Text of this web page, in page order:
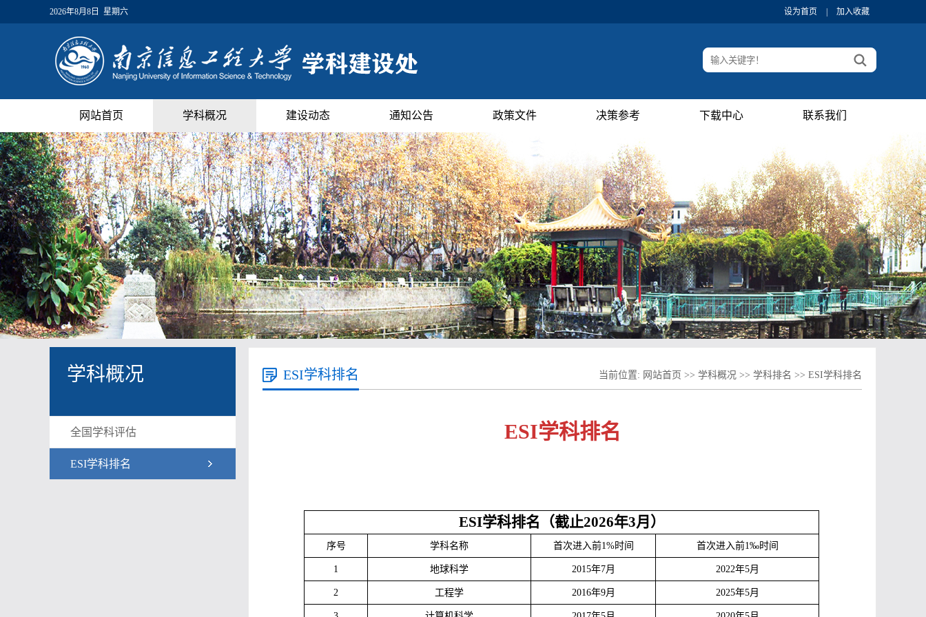
2026年8月8日 星期六 设为首页 加入收藏
网站首页 学科概况 建设动态 通知公告 政策文件 决策参考 下载中心 联系我们
学科概况
全国学科评估
ESI学科排名
ESI学科排名 当前位置: 网站首页 >> 学科概况 >> 学科排名 >> ESI学科排名
ESI学科排名
ESI学科排名（截止2026年3月）
序号 学科名称 首次进入前1%时间 首次进入前1‰时间
1 地球科学 2015年7月 2022年5月
2 工程学 2016年9月 2025年5月